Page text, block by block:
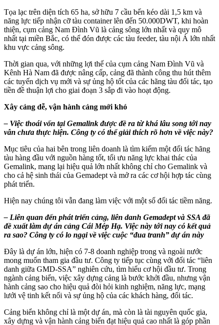
Tọa lạc trên diện tích 65 ha, sở hữu 7 cầu bến kéo dài 1,5 km và
năng lực tiếp nhận cỡ tàu container lên đến 50.000DWT, khi hoàn
thiện, cụm cảng Nam Đình Vũ là cảng sông lớn nhất và quy mô
nhất tại miền Bắc, có thể đón được các tàu feeder, tàu nội Á lớn nhất
khu vực cảng sông.
Thời gian qua, với những lợi thế của cụm cảng Nam Đình Vũ và
Kênh Hà Nam đã được nâng cấp, cảng đã thành công thu hút thêm
các tuyến dịch vụ mới và sự ủng hộ tốt của các hãng tàu đối tác, tạo
tiền đề thuận lợi cho giai đoạn 3 sắp đi vào hoạt động.
Xây cảng dễ, vận hành cảng mới khó
– Việc thoái vốn tại Gemalink được đề ra từ khá lâu song tới nay
vẫn chưa thực hiện. Công ty có thể giải thích rõ hơn về việc này?
Mục tiêu của hai bên trong liên doanh là tìm kiếm một đối tác hãng
tàu hàng đầu với nguồn hàng tốt, tối ưu năng lực khai thác của
Gemalink, mang lại hiệu quả lớn nhất không chỉ cho Gemalink và
cho cả hệ sinh thái của Gemadept và mở ra các cơ hội hợp tác cùng
phát triển.
Hiện nay chúng tôi vẫn đang làm việc với một số đối tác tiềm năng.
– Liên quan đến phát triển cảng, liên danh Gemadept và SSA đã
đề xuất làm dự án cảng Cái Mép Hạ. Việc này tới nay có kết quả
ra sao? Công ty có lo ngại về việc cuộc “đua tranh” dự án này
Đây là dự án lớn, hiện có 7-8 doanh nghiệp trong và ngoài nước
mong muốn tham gia đầu tư. Công ty tiếp tục cùng với đối tác “liên
danh giữa GMD-SSA” nghiên cứu, tìm hiểu cơ hội đầu tư. Trong
ngành cảng biển, việc xây dựng cảng là bước khởi đầu, nhưng vận
hành cảng sao cho hiệu quả đòi hỏi kinh nghiệm, năng lực, mạng
lưới vệ tinh kết nối và sự ủng hộ của các khách hàng, đối tác.
Cảng biển không chỉ là một dự án, mà còn là tài nguyên quốc gia,
xây dựng và vận hành cảng biển đạt hiệu quả cao nhất là góp phần